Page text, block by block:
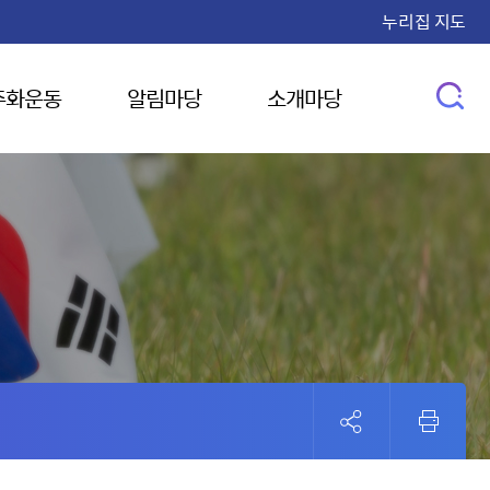
누리집 지도
운동 알림마당 소개마당